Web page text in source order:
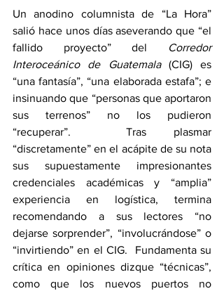
Un anodino columnista de “La Hora”
salió hace unos días aseverando que “el
fallido proyecto” del
Corredor
Interoceánico de Guatemala (CIG) es
“una fantasía”, “una elaborada estafa”; e
insinuando que “personas que aportaron
sus terrenos” no los pudieron
“recuperar”.  Tras plasmar
“discretamente” en el acápite de su nota
sus supuestamente impresionantes
credenciales académicas y “amplia”
experiencia en logística, termina
recomendando a sus lectores “no
dejarse sorprender”, “involucrándose” o
“invirtiendo” en el CIG.  Fundamenta su
crítica en opiniones dizque “técnicas”,
como que los nuevos puertos no